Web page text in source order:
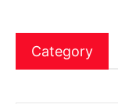
Category